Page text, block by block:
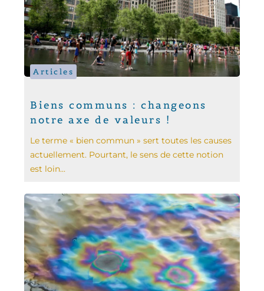
Articles
Biens communs : changeons
notre axe de valeurs !
Le terme « bien commun » sert toutes les causes
actuellement. Pourtant, le sens de cette notion
est loin...